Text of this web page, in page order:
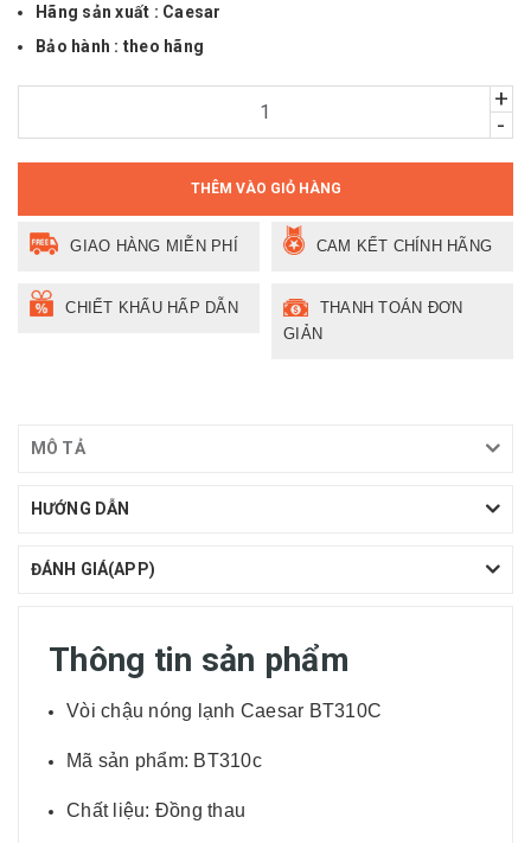
Hãng sản xuất : Caesar
Bảo hành : theo hãng
+
-
THÊM VÀO GIỎ HÀNG
GIAO HÀNG MIỄN PHÍ CAM KẾT CHÍNH HÃNG
CHIẾT KHẤU HẤP DẪN
THANH TOÁN ĐƠN
GIẢN
MÔ TẢ
HƯỚNG DẪN
ĐÁNH GIÁ(APP)
Thông tin sản phẩm
Vòi chậu nóng lạnh Caesar BT310C
Mã sản phẩm: BT310c
Chất liệu: Đồng thau